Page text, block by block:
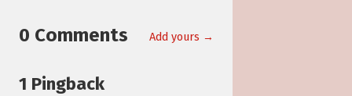
0 Comments Add yours →
1 Pingback